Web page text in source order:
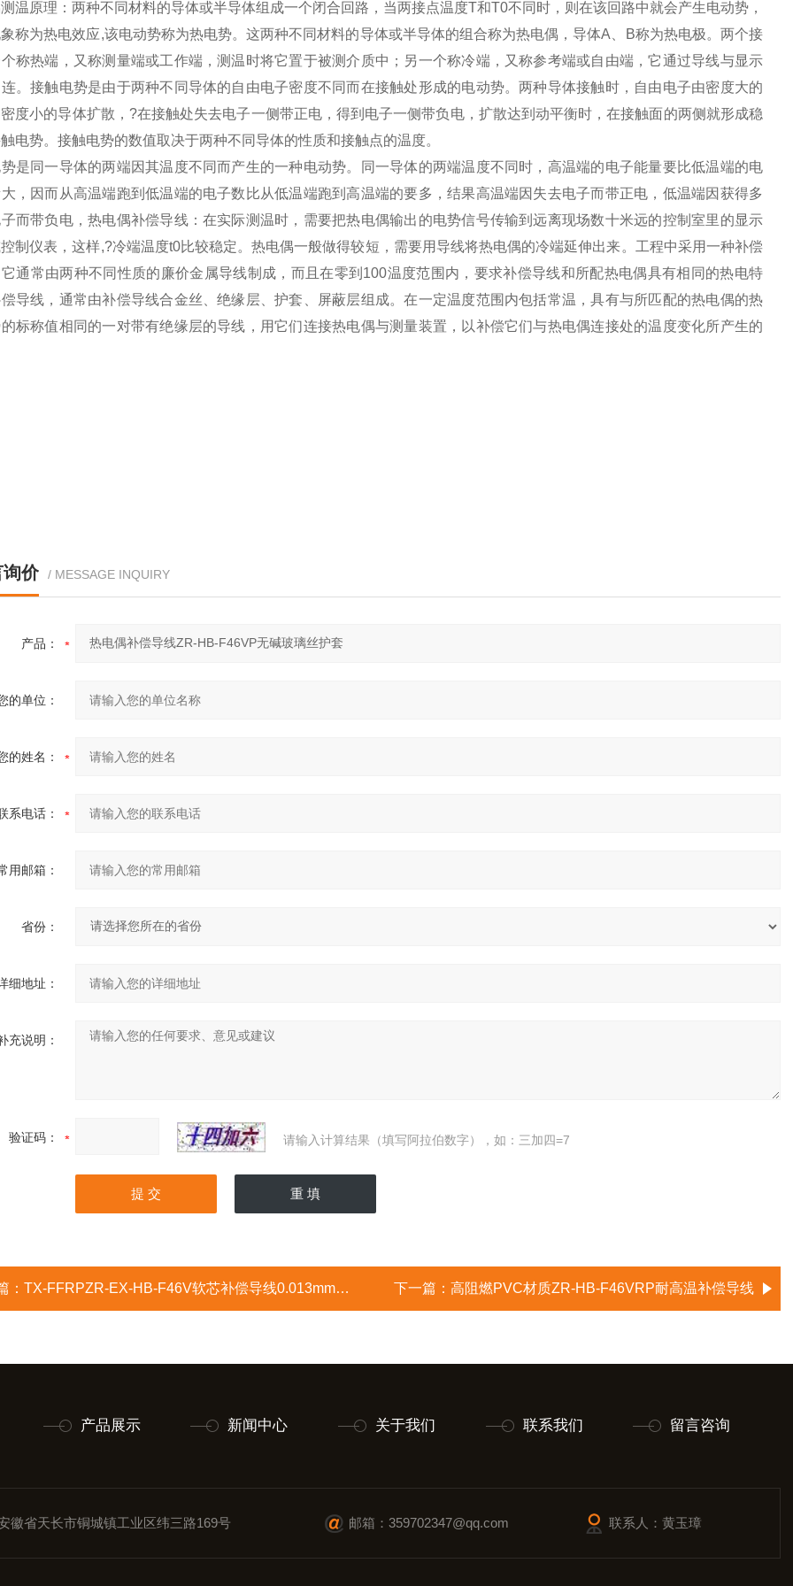
温原理：两种不同材料的导体或半导体组成一个闭合回路，当两接点温度T和T0不同时，则在该回路中就会产生电动势，
称为热电效应,该电动势称为热电势。这两种不同材料的导体或半导体的组合称为热电偶，导体A、B称为热电极。两个接
称热端，又称测量端或工作端，测温时将它置于被测介质中；另一个称冷端，又称参考端或自由端，它通过导线与显示
。接触电势是由于两种不同导体的自由电子密度不同而在接触处形成的电动势。两种导体接触时，自由电子由密度大的
度小的导体扩散，?在接触处失去电子一侧带正电，得到电子一侧带负电，扩散达到动平衡时，在接触面的两侧就形成稳
电势。接触电势的数值取决于两种不同导体的性质和接触点的温度。
是同一导体的两端因其温度不同而产生的一种电动势。同一导体的两端温度不同时，高温端的电子能量要比低温端的电
，因而从高温端跑到低温端的电子数比从低温端跑到高温端的要多，结果高温端因失去电子而带正电，低温端因获得多
而带负电，热电偶补偿导线：在实际测温时，需要把热电偶输出的电势信号传输到远离现场数十米远的控制室里的显示
制仪表，这样,?冷端温度t0比较稳定。热电偶一般做得较短，需要用导线将热电偶的冷端延伸出来。工程中采用一种补偿
通常由两种不同性质的廉价金属导线制成，而且在零到100温度范围内，要求补偿导线和所配热电偶具有相同的热电特
导线，通常由补偿导线合金丝、绝缘层、护套、屏蔽层组成。在一定温度范围内包括常温，具有与所匹配的热电偶的热
标称值相同的一对带有绝缘层的导线，用它们连接热电偶与测量装置，以补偿它们与热电偶连接处的温度变化所产生的
价 / MESSAGE INQUIRY
产品：
的单位：
的姓名：
系电话：
用邮箱：
省份：
细地址：
充说明：
验证码： 请输入计算结果（填写阿拉伯数字），如：三加四=7
： TX-FFRPZR-EX-HB-F46V软芯补偿导线0.013mm允许偏差 下一篇： 高阻燃PVC材质ZR-HB-F46VRP耐高温补偿导线
产品展示 新闻中心 关于我们 联系我们 留言咨询
徽省天长市铜城镇工业区纬三路169号 邮箱：359702347@qq.com 联系人：黄玉璋